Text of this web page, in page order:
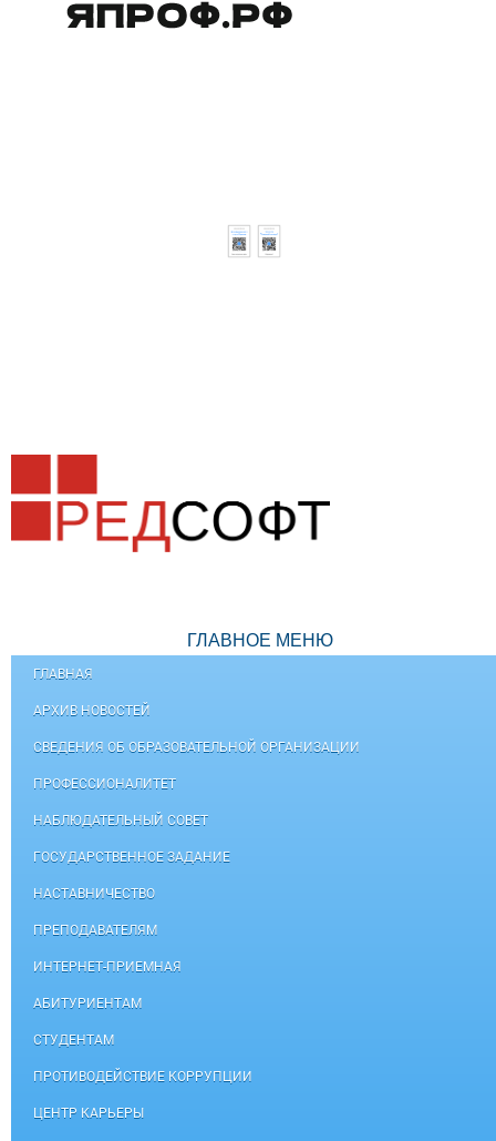
ГЛАВНОЕ МЕНЮ
ГЛАВНАЯ
АРХИВ НОВОСТЕЙ
СВЕДЕНИЯ ОБ ОБРАЗОВАТЕЛЬНОЙ ОРГАНИЗАЦИИ
ПРОФЕССИОНАЛИТЕТ
НАБЛЮДАТЕЛЬНЫЙ СОВЕТ
ГОСУДАРСТВЕННОЕ ЗАДАНИЕ
НАСТАВНИЧЕСТВО
ПРЕПОДАВАТЕЛЯМ
ИНТЕРНЕТ-ПРИЕМНАЯ
АБИТУРИЕНТАМ
СТУДЕНТАМ
ПРОТИВОДЕЙСТВИЕ КОРРУПЦИИ
ЦЕНТР КАРЬЕРЫ